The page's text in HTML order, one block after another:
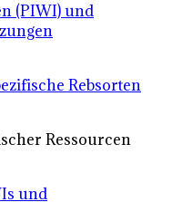
(PIWI) und
Rebsorten
Ressourcen
und